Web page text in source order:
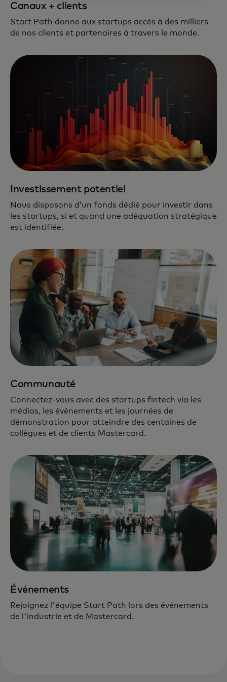
Canaux + clients
Start Path donne aux startups accès à des milliers
de nos clients et partenaires à travers le monde.
Investissement potentiel
Nous disposons d’un fonds dédié pour investir dans
les startups, si et quand une adéquation stratégique
est identifiée.
Communauté
Connectez-vous avec des startups fintech via les
médias, les événements et les journées de
démonstration pour atteindre des centaines de
collègues et de clients Mastercard.
Événements
Rejoignez l'équipe Start Path lors des événements
de l'industrie et de Mastercard.